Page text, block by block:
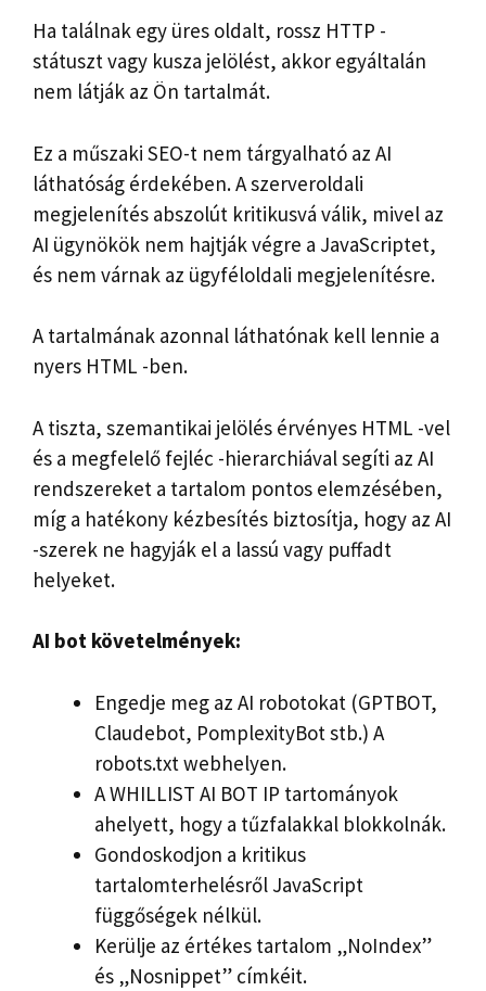
Ha találnak egy üres oldalt, rossz HTTP -
státuszt vagy kusza jelölést, akkor egyáltalán
nem látják az Ön tartalmát.
Ez a műszaki SEO-t nem tárgyalható az AI
láthatóság érdekében. A szerveroldali
megjelenítés abszolút kritikusvá válik, mivel az
AI ügynökök nem hajtják végre a JavaScriptet,
és nem várnak az ügyféloldali megjelenítésre.
A tartalmának azonnal láthatónak kell lennie a
nyers HTML -ben.
A tiszta, szemantikai jelölés érvényes HTML -vel
és a megfelelő fejléc -hierarchiával segíti az AI
rendszereket a tartalom pontos elemzésében,
míg a hatékony kézbesítés biztosítja, hogy az AI
-szerek ne hagyják el a lassú vagy puffadt
helyeket.
AI bot követelmények:
Engedje meg az AI robotokat (GPTBOT,
Claudebot, PomplexityBot stb.) A
robots.txt webhelyen.
A WHILLIST AI BOT IP tartományok
ahelyett, hogy a tűzfalakkal blokkolnák.
Gondoskodjon a kritikus
tartalomterhelésről JavaScript
függőségek nélkül.
Kerülje az értékes tartalom „NoIndex”
és „Nosnippet” címkéit.